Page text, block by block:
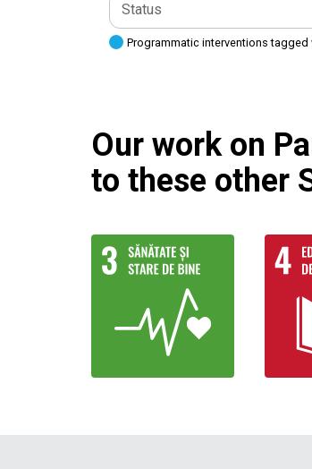
Status
Programmatic interventions
Our work on
to these other